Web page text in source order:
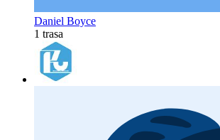
Daniel Boyce
1 trasa